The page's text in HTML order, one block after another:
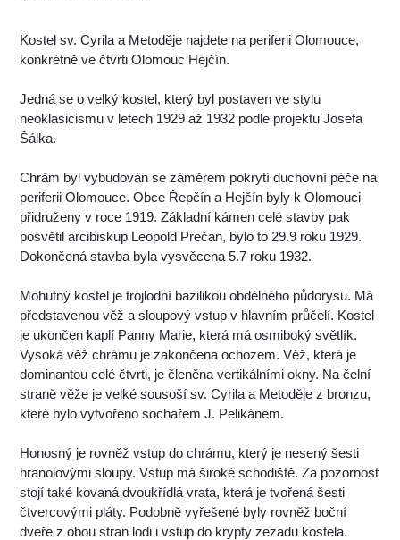
Kostel sv. Cyrila a Metoděje najdete na periferii Olomouce,
konkrétně ve čtvrti Olomouc Hejčín.
Jedná se o velký kostel, který byl postaven ve stylu
neoklasicismu v letech 1929 až 1932 podle projektu Josefa
Šálka.
Chrám byl vybudován se záměrem pokrytí duchovní péče na
periferii Olomouce. Obce Řepčín a Hejčín byly k Olomouci
přidruženy v roce 1919. Základní kámen celé stavby pak
posvětil arcibiskup Leopold Prečan, bylo to 29.9 roku 1929.
Dokončená stavba byla vysvěcena 5.7 roku 1932.
Mohutný kostel je trojlodní bazilikou obdélného půdorysu. Má
představenou věž a sloupový vstup v hlavním průčelí. Kostel
je ukončen kaplí Panny Marie, která má osmiboký světlík.
Vysoká věž chrámu je zakončena ochozem. Věž, která je
dominantou celé čtvrti, je členěna vertikálními okny. Na čelní
straně věže je velké sousoší sv. Cyrila a Metoděje z bronzu,
které bylo vytvořeno sochařem J. Pelikánem.
Honosný je rovněž vstup do chrámu, který je nesený šesti
hranolovými sloupy. Vstup má široké schodiště. Za pozornost
stojí také kovaná dvoukřídlá vrata, která je tvořená šesti
čtvercovými pláty. Podobně vyřešené byly rovněž boční
dveře z obou stran lodi i vstup do krypty zezadu kostela.